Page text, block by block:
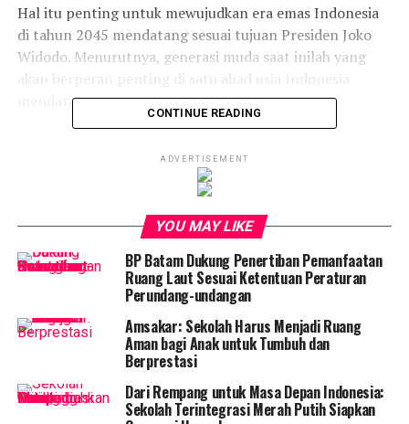
Hal itu penting untuk mewujudkan era emas Indonesia
di tahun 2045 mendatang sesuai tujuan Presiden Joko
Widodo. Menurutnya, generasi muda saat inilah yang
akan berperan penting di satu abad usia Indonesia
mendatang.
Dasar (SD) dan Sekolah Menengah Pertama (SMP) akan
menjadi pengambil keputusan. Baik di lingkungan BP
tingkat nasional di 2045.
“Mudah-mudahan dengan kehadiran saya hari ini, bisa
memberi semangat untuk kepala sekolah, guru dan
yang maju dan modern akan terwujud nantinya,” ujar
Muhammad Rudi.
CONTINUE READING
ADVERTISEMENT
YOU MAY LIKE
BP Batam Dukung Penertiban Pemanfaatan
Ruang Laut Sesuai Ketentuan Peraturan
Perundang-undangan
Amsakar: Sekolah Harus Menjadi Ruang
Aman bagi Anak untuk Tumbuh dan
Berprestasi
Dari Rempang untuk Masa Depan Indonesia:
Sekolah Terintegrasi Merah Putih Siapkan